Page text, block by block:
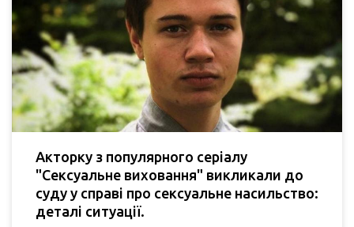
Акторку з популярного серіалу
"Сексуальне виховання" викликали до
суду у справі про сексуальне насильство:
деталі ситуації.